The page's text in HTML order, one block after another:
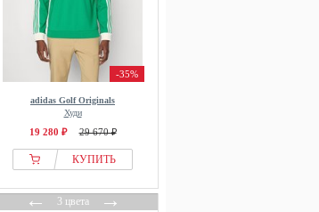
-35%
adidas Golf Originals
Худи
19 280 ₽ 29 670 ₽
КУПИТЬ
←3 цвета→